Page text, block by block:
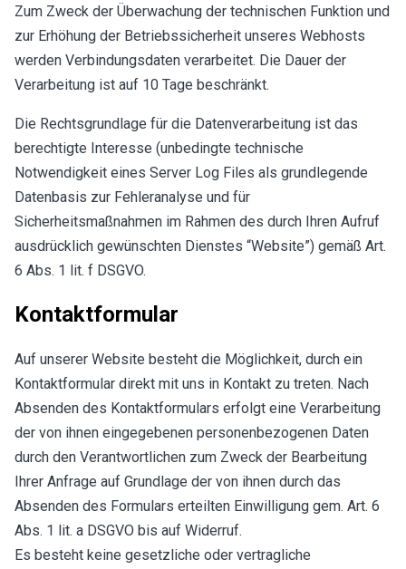
Zum Zweck der Überwachung der technischen Funktion und
zur Erhöhung der Betriebssicherheit unseres Webhosts
werden Verbindungsdaten verarbeitet. Die Dauer der
Verarbeitung ist auf 10 Tage beschränkt.
Die Rechtsgrundlage für die Datenverarbeitung ist das
berechtigte Interesse (unbedingte technische
Notwendigkeit eines Server Log Files als grundlegende
Datenbasis zur Fehleranalyse und für
Sicherheitsmaßnahmen im Rahmen des durch Ihren Aufruf
ausdrücklich gewünschten Dienstes “Website”) gemäß Art.
6 Abs. 1 lit. f DSGVO.
Kontaktformular
Auf unserer Website besteht die Möglichkeit, durch ein
Kontaktformular direkt mit uns in Kontakt zu treten. Nach
Absenden des Kontaktformulars erfolgt eine Verarbeitung
der von ihnen eingegebenen personenbezogenen Daten
durch den Verantwortlichen zum Zweck der Bearbeitung
Ihrer Anfrage auf Grundlage der von ihnen durch das
Absenden des Formulars erteilten Einwilligung gem. Art. 6
Abs. 1 lit. a DSGVO bis auf Widerruf.
Es besteht keine gesetzliche oder vertragliche